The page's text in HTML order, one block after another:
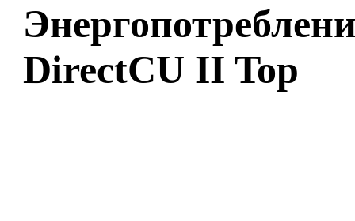
DirectCU II Top